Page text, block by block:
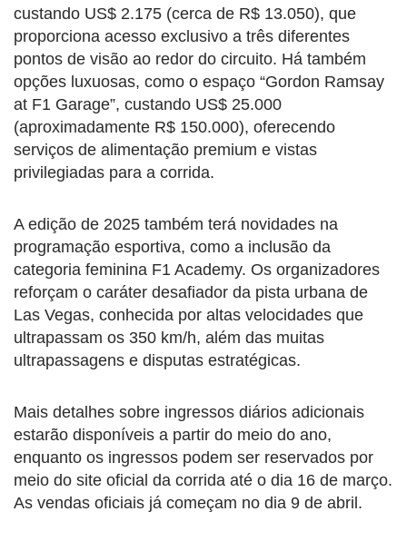
custando US$ 2.175 (cerca de R$ 13.050), que
proporciona acesso exclusivo a três diferentes
pontos de visão ao redor do circuito. Há também
opções luxuosas, como o espaço “Gordon Ramsay
at F1 Garage”, custando US$ 25.000
(aproximadamente R$ 150.000), oferecendo
serviços de alimentação premium e vistas
privilegiadas para a corrida.
A edição de 2025 também terá novidades na
programação esportiva, como a inclusão da
categoria feminina F1 Academy. Os organizadores
reforçam o caráter desafiador da pista urbana de
Las Vegas, conhecida por altas velocidades que
ultrapassam os 350 km/h, além das muitas
ultrapassagens e disputas estratégicas.
Mais detalhes sobre ingressos diários adicionais
estarão disponíveis a partir do meio do ano,
enquanto os ingressos podem ser reservados por
meio do site oficial da corrida até o dia 16 de março.
As vendas oficiais já começam no dia 9 de abril.